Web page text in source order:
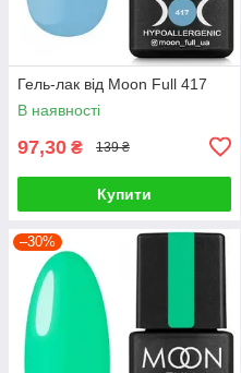
Гель-лак від Moon Full 417
В наявності
97,30 ₴ 139 ₴
Купити
–30%